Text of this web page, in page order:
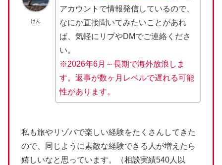
けん
アカウントで情報発信しているので、
なにか直接聞いてみたいことがあれ
ば、気軽にリプやDMでご連絡くださ
い。
※2026年6月～長期で海外放浪しま
す。返事が数ヶ月レベルで遅れる可能
性があります。
私も旅やリゾバで楽しい経験をたくさんしてきた
ので、同じように素敵な経験できる人が増えたら
嬉しいなと思っています。（相談実績540人以